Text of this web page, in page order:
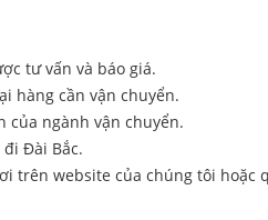
tư vấn và báo giá.
hàng cần vận chuyển.
của ngành vận chuyển.
Đài Bắc.
trên website của chúng tôi hoặc